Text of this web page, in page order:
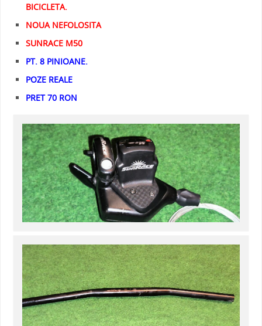
BICICLETA.
NOUA NEFOLOSITA
SUNRACE M50
PT. 8 PINIOANE.
POZE REALE
PRET 70 RON